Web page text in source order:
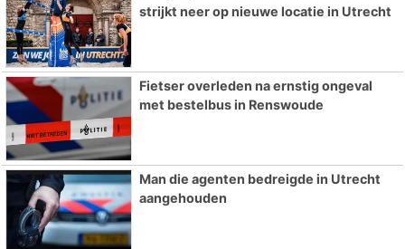
strijkt neer op nieuwe locatie in Utrecht
Fietser overleden na ernstig ongeval
met bestelbus in Renswoude
Man die agenten bedreigde in Utrecht
aangehouden